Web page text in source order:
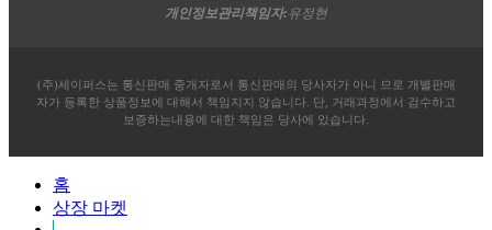
개인정보관리책임자: 유정현
(주)세이퍼스는 통신판매 중개자로서 통신판매의 당사자가 아니 므로 개별판매
자가 등록한 상품정보에 대해서 책임지지 않습니다. 단, 거래과정에서 검수하고
보증하는내용에 대한 책임은 당사에 있습니다.
홈
상장 마켓